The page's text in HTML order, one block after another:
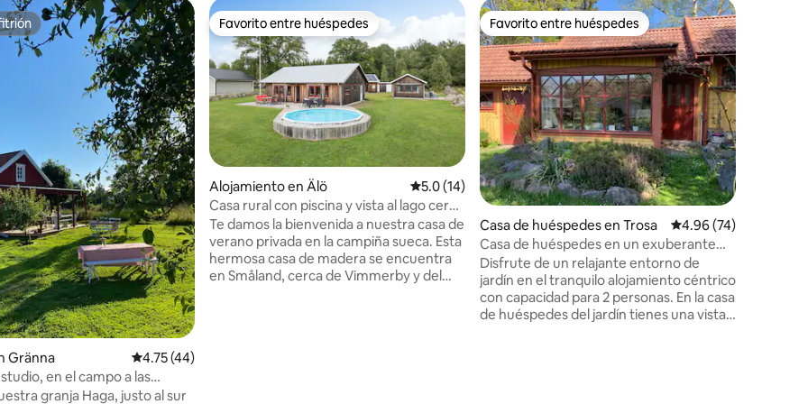
de 5, 35 reseñas
Gränna Calificación promedio: 4.75 de 5, 44 reseñas
4.75 (44)
en el campo a las
Grännagranja Haga, justo al sur
Favorito entre huéspedes
Favorito entre huéspedes
Alojamiento en Älö Calificación promedio: 5.0 de 5, 14 reseñas
5.0 (14)
Casa rural con piscina y vista al lago cerca
de Vimmerby
Te damos la bienvenida a nuestra casa de
verano privada en la campiña sueca. Esta
hermosa casa de madera se encuentra
en Småland, cerca de Vimmerby y del
Favorito entre huéspedes
Favorito entre huéspedes
Casa de huéspedes en Trosa Calificación
4.96 (74)
Casa de huéspedes en un exuberante
oasis ajardinado
Disfrute de un relajante entorno de
jardín en el tranquilo alojamiento céntrico
con capacidad para 2 personas. En la casa
de huéspedes del jardín tienes una vista